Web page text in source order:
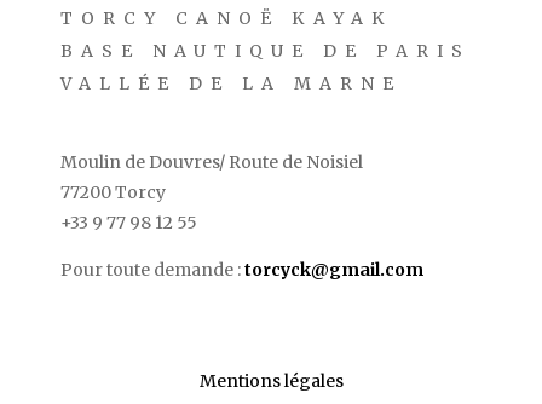
TORCY CANOË KAYAK
BASE NAUTIQUE DE PARIS
VALLÉE DE LA MARNE
Moulin de Douvres/ Route de Noisiel
77200 Torcy
+33 9 77 98 12 55
Pour toute demande :torcyck@gmail.com
Mentions légales